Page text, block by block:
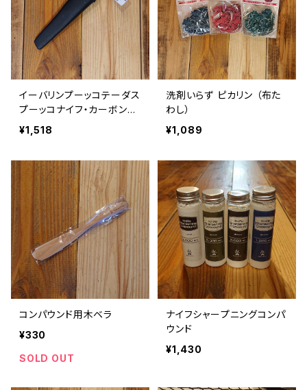
イーバリンプーッコテーダス
プーッコナイフ・カーボンス
チール
¥1,518
洗剤いらず ピカリン （布た
わし）
¥1,089
コンパウンド用木ベラ
¥330
SOLD OUT
ナイフシャープニングコンパ
ウンド
¥1,430